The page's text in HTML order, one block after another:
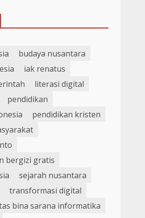
budaya nusantara
iak renatus
literasi digital
pendidikan
pendidikan kristen
bergizi gratis
sejarah nusantara
transformasi digital
bina sarana informatika